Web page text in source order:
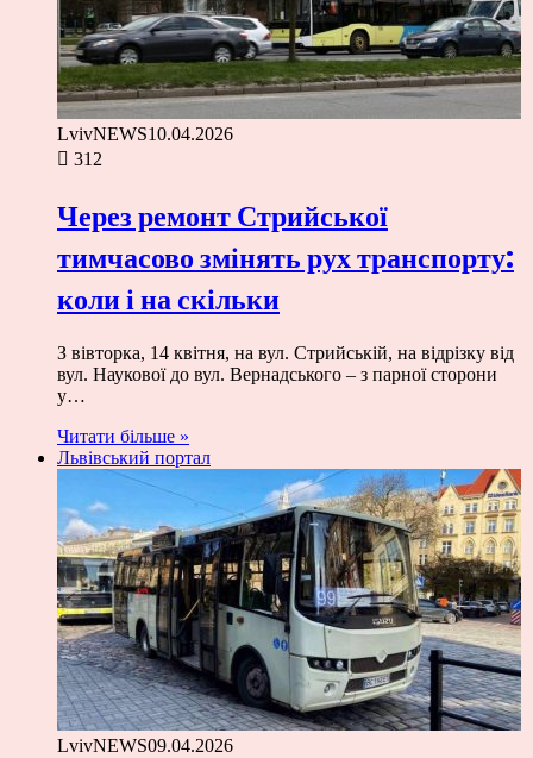
LvivNEWS10.04.2026
312
Через ремонт Стрийської
тимчасово змінять рух транспорту:
коли і на скільки
З вівторка, 14 квітня, на вул. Стрийській, на відрізку від
вул. Наукової до вул. Вернадського – з парної сторони
у…
Читати більше »
Львівський портал
LvivNEWS09.04.2026